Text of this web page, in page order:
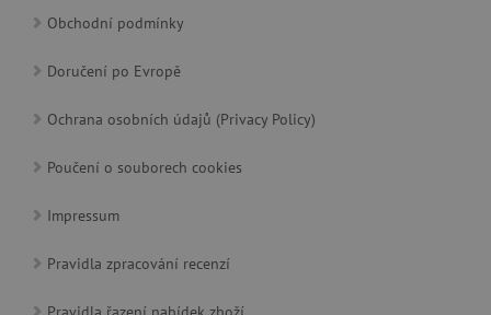
Obchodní podmínky
Doručení po Evropě
Ochrana osobních údajů (Privacy Policy)
Poučení o souborech cookies
Impressum
Pravidla zpracování recenzí